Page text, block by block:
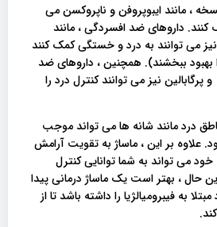
، مانند ایبوپروفن و ناپروکسن می
کنند. داروهای ضد افسردگی ، مانند
نیز می توانند به درد و خستگی کمک کنند
ببخشند). همچنین ، داروهای ضد
پرگابالین نیز می توانند کنترل درد را
درد مانند شانه ها می تواند موجب
علاوه بر این ، ماساژ به تقویت آرامش
می تواند به شما توانایی کنترل
حال ، بهتر است یک ماساژ درمانی پیدا
به فیبرومیالژیا را داشته باشد تا از